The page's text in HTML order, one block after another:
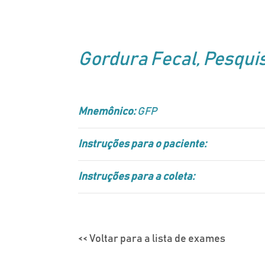
Gordura Fecal,
Mnemônico:GFP
Instruções para o paciente:
Instruções para a coleta:
<< Voltar para a lista de exames